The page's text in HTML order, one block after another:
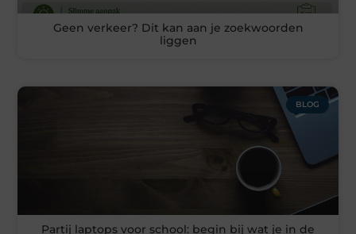
Geen verkeer? Dit kan aan je zoekwoorden
liggen
BLOG
Partij laptops voor school: begin bij wat je in de